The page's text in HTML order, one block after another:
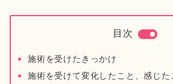
目次
施術を受けたきっかけ
施術を受けて変化したこと、感じた